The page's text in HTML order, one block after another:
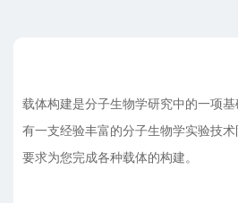
载体构建是分子生物学研究中的一项
有一支经验丰富的分子生物学实验技
要求为您完成各种载体的构建。